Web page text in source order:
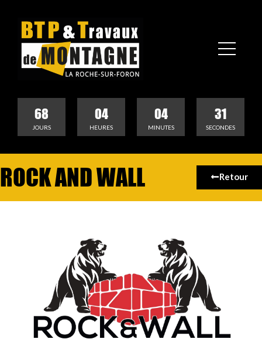
68
JOURS
04
HEURES
04
MINUTES
31
SECONDES
ROCK AND WALL Retour